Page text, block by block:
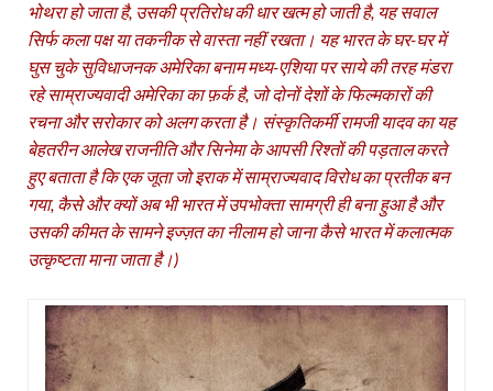
भोथरा हो जाता है, उसकी प्रतिरोध की धार खत्‍म हो जाती है, यह सवाल
सिर्फ कला पक्ष या तकनीक से वास्‍ता नहीं रखता। यह भारत के घर-घर में
घुस चुके सुविधाजनक अमेरिका बनाम मध्‍य-एशिया पर साये की तरह मंडरा
रहे साम्राज्‍यवादी अमेरिका का फ़र्क है, जो दोनों देशों के फिल्‍मकारों की
रचना और सरोकार को अलग करता है। संस्‍कृतिकर्मी रामजी यादव का यह
बेहतरीन आलेख राजनीति और सिनेमा के आपसी रिश्‍तों की पड़ताल करते
हुए बताता है कि एक जूता जो इराक में साम्राज्‍यवाद विरोध का प्रतीक बन
गया, कैसे और क्‍यों अब भी भारत में उपभोक्‍ता सामग्री ही बना हुआ है और
उसकी कीमत के सामने इज्‍ज़त का नीलाम हो जाना कैसे भारत में कलात्‍मक
उत्‍कृष्‍टता माना जाता है।)